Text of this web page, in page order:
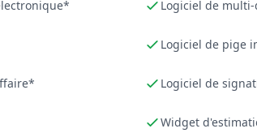
Logiciel de
Logiciel de pige
Logiciel de
Widget